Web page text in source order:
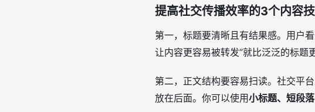
提高社交传播效率的3个内容
第一，标题要清晰且有结果感。用户
让内容更容易被转发”就比泛泛的标题
第二，正文结构要容易扫读。社交平
放在后面。你可以使用小标题、短段